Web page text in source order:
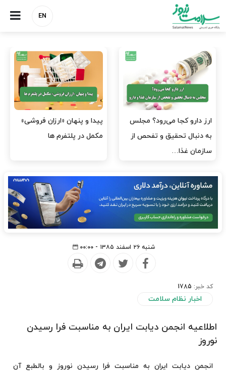
EN
صنعت دارو چشم‌انتظار اجرای
مصوبه بانک مرکزی
هشدار کانون هموفیلی ایران:
۴ هزار بیمار ۸ ماه است
شنبه ۲۶ اسفند ۱۳۸۵ - ۰۰:۰۰
کد خبر: 1785
اخبار نظام سلامت
اطلاعیه انجمن دیابت ایران به مناسبت فرا رسیدن
نوروز
انجمن دیابت ایران به مناسبت فرا رسیدن نوروز و بالطبع آن